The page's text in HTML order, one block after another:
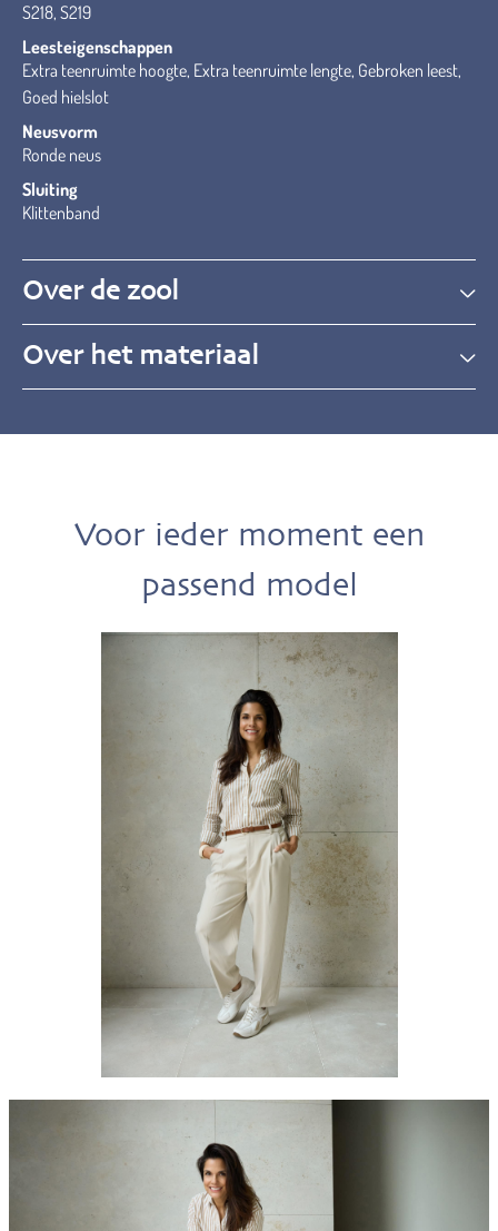
S218, S219
Leesteigenschappen
Extra teenruimte hoogte, Extra teenruimte lengte, Gebroken leest,
Goed hielslot
Neusvorm
Ronde neus
Sluiting
Klittenband
Over de zool
Over het materiaal
Voor ieder moment een
passend model